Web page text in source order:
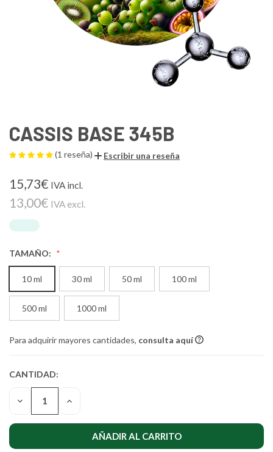
CASSIS BASE 345B
(1 reseña) Escribir una reseña
15,73€ IVA incl.
13,00€ IVA excl.
TAMAÑO:
10 ml 30 ml 50 ml 100 ml
500 ml 1000 ml
Para adquirir mayores cantidades, consulta aquí
CANTIDAD
ACTUAL DE
EXISTENCIAS:
CANTIDAD:
DISMINUIR
CANTIDAD
DE
AUMENTAR
DE
UNDEFINED